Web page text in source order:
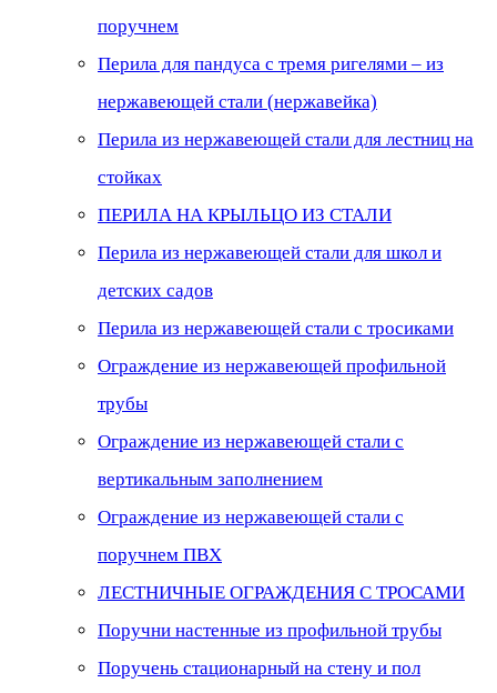
поручнем
Перила для пандуса с тремя ригелями – из
нержавеющей стали (нержавейка)
Перила из нержавеющей стали для лестниц на
стойках
ПЕРИЛА НА КРЫЛЬЦО ИЗ СТАЛИ
Перила из нержавеющей стали для школ и
детских садов
Перила из нержавеющей стали с тросиками
Ограждение из нержавеющей профильной
трубы
Ограждение из нержавеющей стали с
вертикальным заполнением
Ограждение из нержавеющей стали с
поручнем ПВХ
ЛЕСТНИЧНЫЕ ОГРАЖДЕНИЯ С ТРОСАМИ
Поручни настенные из профильной трубы
Поручень стационарный на стену и пол